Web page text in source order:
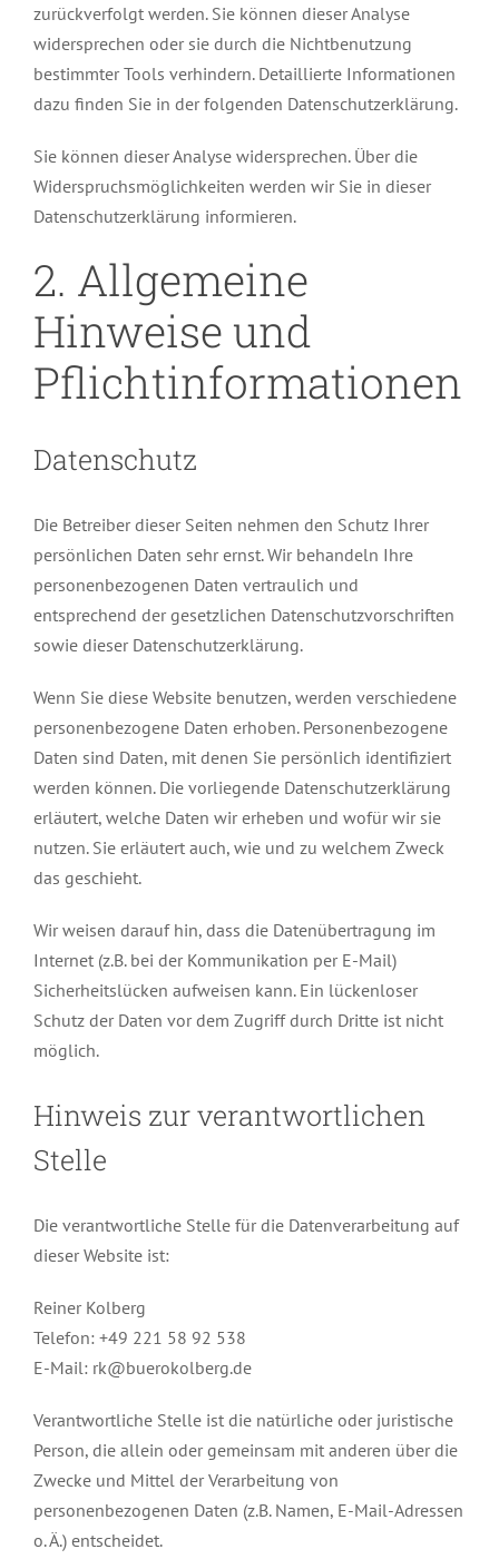
zurückverfolgt werden. Sie können dieser Analyse
widersprechen oder sie durch die Nichtbenutzung
bestimmter Tools verhindern. Detaillierte Informationen
dazu finden Sie in der folgenden Datenschutzerklärung.
Sie können dieser Analyse widersprechen. Über die
Widerspruchsmöglichkeiten werden wir Sie in dieser
Datenschutzerklärung informieren.
2. Allgemeine
Hinweise und
Pflichtinformationen
Datenschutz
Die Betreiber dieser Seiten nehmen den Schutz Ihrer
persönlichen Daten sehr ernst. Wir behandeln Ihre
personenbezogenen Daten vertraulich und
entsprechend der gesetzlichen Datenschutzvorschriften
sowie dieser Datenschutzerklärung.
Wenn Sie diese Website benutzen, werden verschiedene
personenbezogene Daten erhoben. Personenbezogene
Daten sind Daten, mit denen Sie persönlich identifiziert
werden können. Die vorliegende Datenschutzerklärung
erläutert, welche Daten wir erheben und wofür wir sie
nutzen. Sie erläutert auch, wie und zu welchem Zweck
das geschieht.
Wir weisen darauf hin, dass die Datenübertragung im
Internet (z.B. bei der Kommunikation per E-Mail)
Sicherheitslücken aufweisen kann. Ein lückenloser
Schutz der Daten vor dem Zugriff durch Dritte ist nicht
möglich.
Hinweis zur verantwortlichen
Stelle
Die verantwortliche Stelle für die Datenverarbeitung auf
dieser Website ist:
Reiner Kolberg
Telefon: +49 221 58 92 538
E-Mail: rk@buerokolberg.de
Verantwortliche Stelle ist die natürliche oder juristische
Person, die allein oder gemeinsam mit anderen über die
Zwecke und Mittel der Verarbeitung von
personenbezogenen Daten (z.B. Namen, E-Mail-Adressen
o. Ä.) entscheidet.